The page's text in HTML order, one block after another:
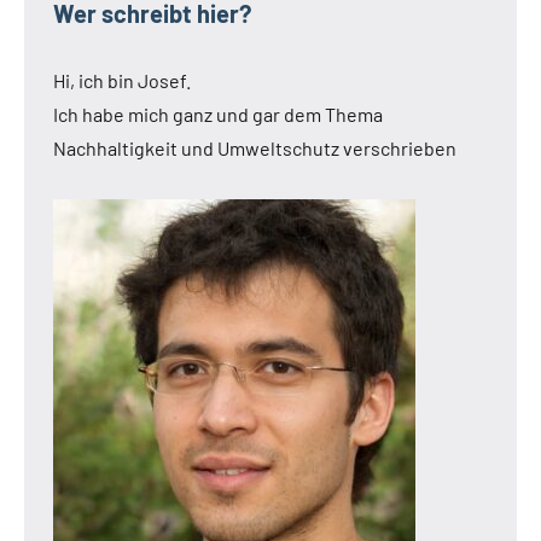
Wer schreibt hier?
Hi, ich bin Josef.
Ich habe mich ganz und gar dem Thema
Nachhaltigkeit und Umweltschutz verschrieben